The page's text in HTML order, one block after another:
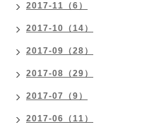
2017-11（6）
2017-10（14）
2017-09（28）
2017-08（29）
2017-07（9）
2017-06（11）